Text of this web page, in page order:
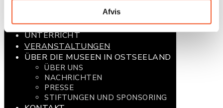
Afvis
TOUR MIT EIGENEM REISELEITER
UNTERRICHT
VERANSTALTUNGEN
ÜBER DIE MUSEEN IN OSTSEELAND
ÜBER UNS
NACHRICHTEN
PRESSE
STIFTUNGEN UND SPONSORING